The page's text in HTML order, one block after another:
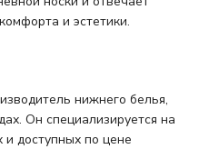
и эстетики.
нижнего белья,
Он специализируется на
и доступных по цене